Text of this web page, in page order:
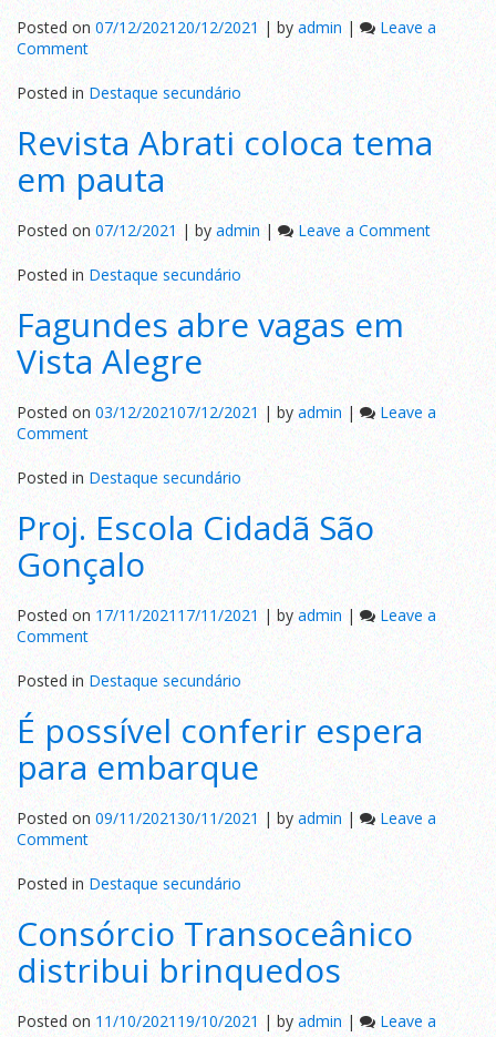
Posted on07/12/202120/12/2021 |by admin |
Leave a
Commenton
Pendotiba
celebra
Natal
com
clientes
Posted in Destaque secundário
Revista Abrati coloca tema
em pauta
Posted on 07/12/2021|by admin| Leave a Commenton
Revista
Abrati
coloca
tema
em
pauta
Posted inDestaque secundário
Fagundes abre vagas em
Vista Alegre
Posted on03/12/202107/12/2021 | byadmin|
Leave a
Commenton
Fagundes
abre
vagas
em
Vista
Alegre
Posted in Destaque secundário
Proj. Escola Cidadã São
Gonçalo
Posted on 17/11/202117/11/2021 |byadmin |
Leave a
Commenton
Proj.
Escola
Cidadã
São
Gonçalo
Posted in Destaque secundário
É possível conferir espera
para embarque
Posted on09/11/202130/11/2021 |byadmin |
Leave a
Commenton
É
possível
conferir
espera
para
embarque
Posted inDestaque secundário
Consórcio Transoceânico
distribui brinquedos
Posted on11/10/2021 19/10/2021 | byadmin |
Leave a